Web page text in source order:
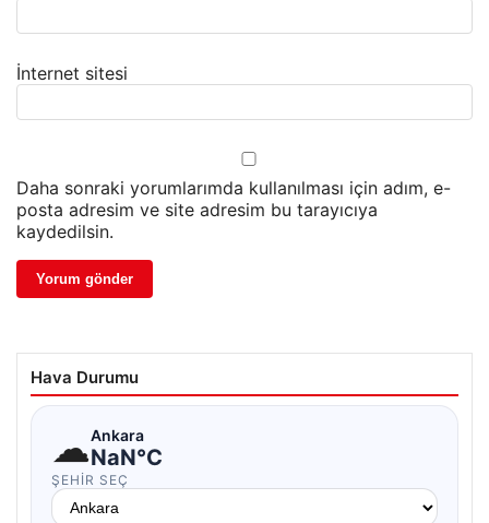
İnternet sitesi
Daha sonraki yorumlarımda kullanılması için adım, e-
posta adresim ve site adresim bu tarayıcıya
kaydedilsin.
Hava Durumu
☁Ankara
NaN°C
ŞEHIR SEÇ